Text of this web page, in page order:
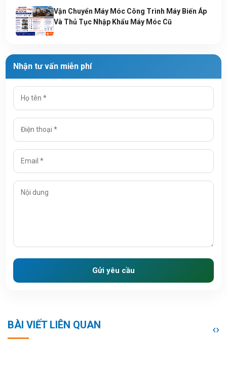
Vận Chuyển Máy Móc Công Trình Máy Biến Áp
Và Thủ Tục Nhập Khẩu Máy Móc Cũ
Nhận tư vấn miễn phí
Gửi yêu cầu
BÀI VIẾT LIÊN QUAN ‹›